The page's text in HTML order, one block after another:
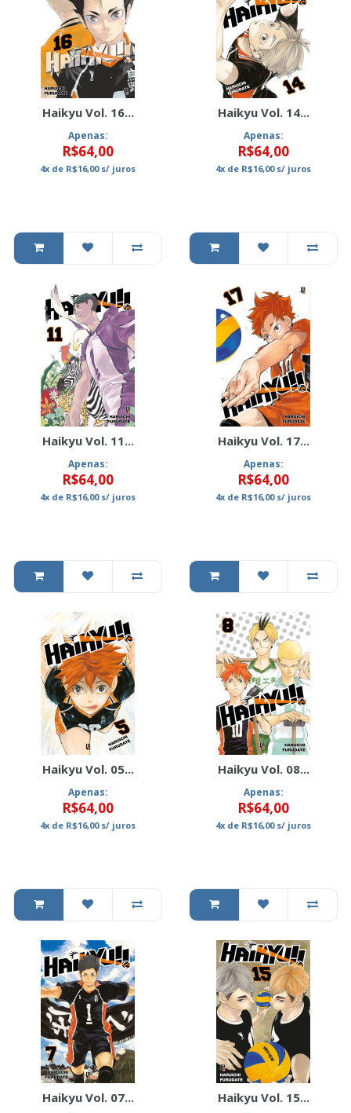
Haikyu Vol. 16...
Apenas:
R$64,00
4x de R$16,00s/ juros
Haikyu Vol. 14...
Apenas:
R$64,00
4x de R$16,00s/ juros
Haikyu Vol. 11...
Apenas:
R$64,00
4x de R$16,00s/ juros
Haikyu Vol. 17...
Apenas:
R$64,00
4x de R$16,00s/ juros
Haikyu Vol. 05...
Apenas:
R$64,00
4x de R$16,00s/ juros
Haikyu Vol. 08...
Apenas:
R$64,00
4x de R$16,00s/ juros
Haikyu Vol. 07... Haikyu Vol. 15...